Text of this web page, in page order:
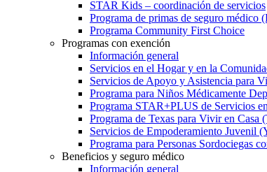
STAR Kids – coordinación de servicios
Programa de primas de seguro médico
Programa Community First Choice
Programas con exención
Información general
Servicios en el Hogar y en la
Servicios de Apoyo y Asistencia para
Programa para Niños Médicamente
Programa STAR+PLUS de Servicios
Programa de Texas para Vivir en Casa
Servicios de Empoderamiento Juvenil
Programa para Personas Sordociegas
Beneficios y seguro médico
Información general